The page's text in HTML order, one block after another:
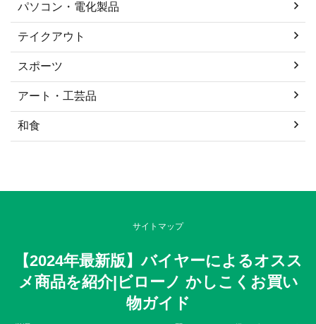
パソコン・電化製品
テイクアウト
スポーツ
アート・工芸品
和食
サイトマップ
【2024年最新版】バイヤーによるオスス
メ商品を紹介|ビローノ かしこくお買い
物ガイド